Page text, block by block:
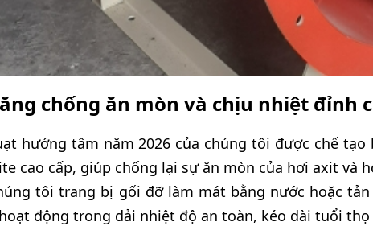
chống ăn mòn và chịu nhiệt đỉnh
hướng tâm năm 2026 của chúng tôi được chế tạo
cao cấp, giúp chống lại sự ăn mòn của hơi axit và
tôi trang bị gối đỡ làm mát bằng nước hoặc
động trong dải nhiệt độ an toàn, kéo dài tuổi